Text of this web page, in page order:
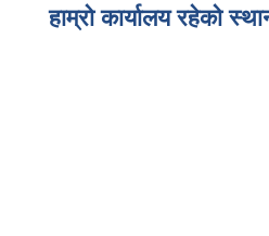
हाम्रो कार्यालय रहेको